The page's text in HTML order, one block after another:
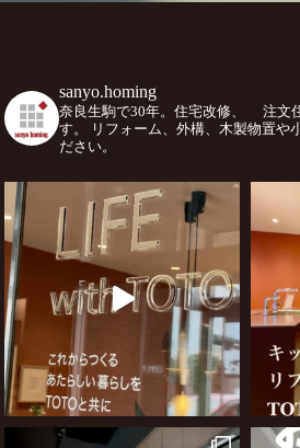
sanyo.homing
奈良生駒で30年。住宅改修、
注文
す。
リフォーム、外構、木製物置や
ださい。